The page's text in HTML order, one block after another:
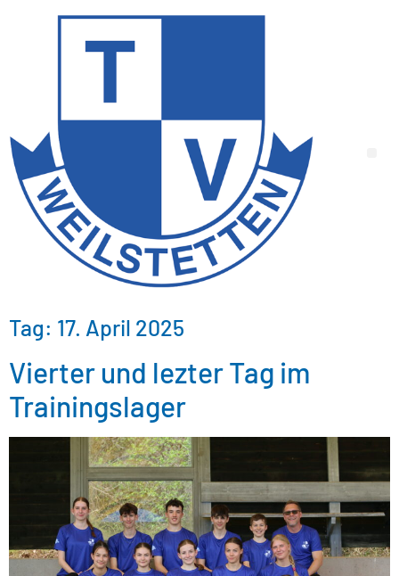
Tag: 17. April 2025
Vierter und lezter Tag im
Trainingslager